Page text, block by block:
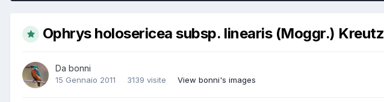
Ophrys holosericea subsp. linearis (Moggr.) Kreutz
Da bonni
15 Gennaio 2011 3139 visite View bonni's images